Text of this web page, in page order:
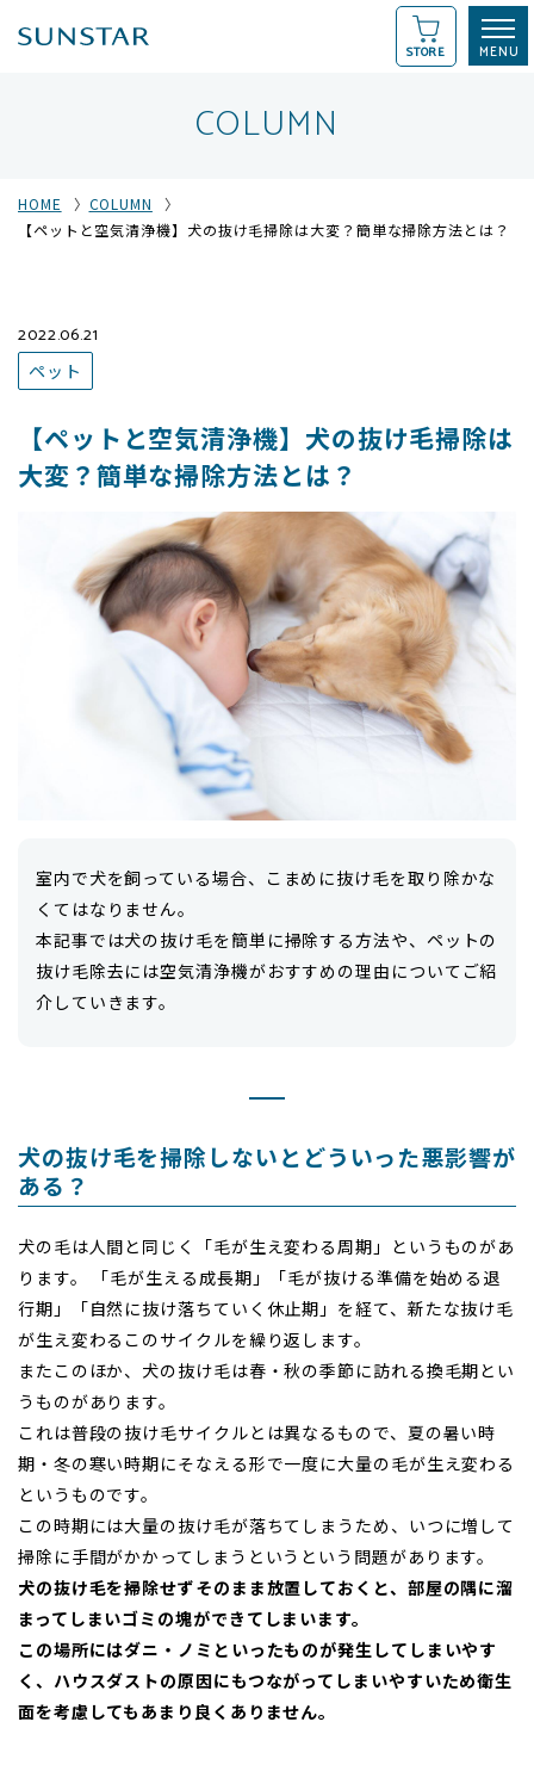
STORE
COLUMN
HOME
COLUMN
【ペットと空気清浄機】犬の抜け毛掃除は大変？簡単な掃除方法とは？
2022.06.21
ペット
【ペットと空気清浄機】犬の抜け毛掃除は
大変？簡単な掃除方法とは？
室内で犬を飼っている場合、こまめに抜け毛を取り除かな
くてはなりません。
本記事では犬の抜け毛を簡単に掃除する方法や、ペットの
抜け毛除去には空気清浄機がおすすめの理由についてご紹
介していきます。
犬の抜け毛を掃除しないとどういった悪影響が
ある？
犬の毛は人間と同じく「毛が生え変わる周期」というものがあ
ります。 「毛が生える成長期」「毛が抜ける準備を始める退
行期」「自然に抜け落ちていく休止期」を経て、新たな抜け毛
が生え変わるこのサイクルを繰り返します。
またこのほか、犬の抜け毛は春・秋の季節に訪れる換毛期とい
うものがあります。
これは普段の抜け毛サイクルとは異なるもので、夏の暑い時
期・冬の寒い時期にそなえる形で一度に大量の毛が生え変わる
というものです。
この時期には大量の抜け毛が落ちてしまうため、いつに増して
掃除に手間がかかってしまうというという問題があります。
犬の抜け毛を掃除せずそのまま放置しておくと、部屋の隅に溜
まってしまいゴミの塊ができてしまいます。
この場所にはダニ・ノミといったものが発生してしまいやす
く、ハウスダストの原因にもつながってしまいやすいため衛生
面を考慮してもあまり良くありません。